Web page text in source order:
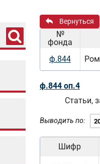
Вернуться
№
фонда
ф.844
ф.844 оп.4
Статьи,
Выводить по:
Шифр